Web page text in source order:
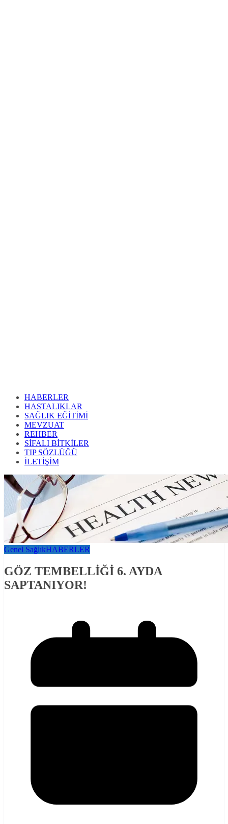
HABERLER
HASTALIKLAR
SAĞLIK EĞİTİMİ
MEVZUAT
REHBER
SİFALI BİTKİLER
TIP SÖZLÜĞÜ
İLETİŞİM
Genel SağlıkHABERLER
GÖZ TEMBELLİĞİ 6. AYDA
SAPTANIYOR!